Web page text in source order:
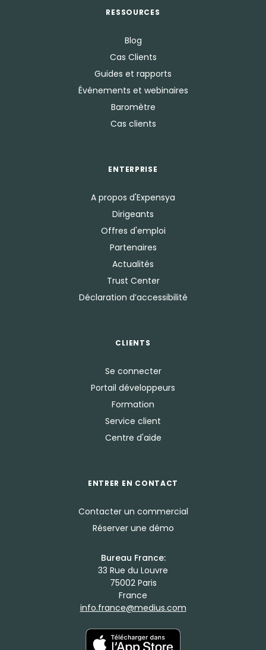
RESSOURCES
Blog
Cas Clients
Guides et rapports
Événements et webinaires
Baromètre
Cas clients
ENTERPRISE
A propos d'Expensya
Dirigeants
Offres d'emploi
Partenaires
Actualités
Trust Center
Déclaration d’accessibilité
CLIENTS
Se connecter
Portail développeurs
Formation
Service client
Centre d'aide
ENTRER EN CONTACT
Contacter un commercial
Réserver une démo
Bureau France:
33 Rue du Louvre
75002 Paris
France
info.france@medius.com